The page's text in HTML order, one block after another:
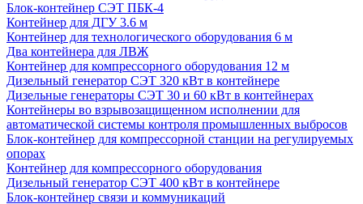
Блок-контейнер СЭТ ПБК-4
Контейнер для ДГУ 3.6 м
Контейнер для технологического оборудования 6 м
Два контейнера для ЛВЖ
Контейнер для компрессорного оборудования 12 м
Дизельный генератор СЭТ 320 кВт в контейнере
Дизельные генераторы СЭТ 30 и 60 кВт в контейнерах
Контейнеры во взрывозащищенном исполнении для
автоматической системы контроля промышленных выбросов
Блок-контейнер для компрессорной станции на регулируемых
опорах
Контейнер для компрессорного оборудования
Дизельный генератор СЭТ 400 кВт в контейнере
Блок-контейнер связи и коммуникаций